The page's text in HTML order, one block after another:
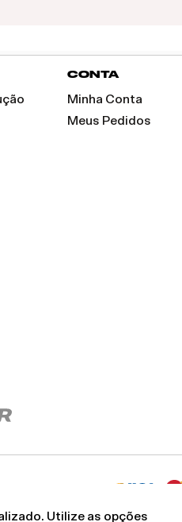
Utilize as opções
CONTA
Minha Conta
Meus Pedidos